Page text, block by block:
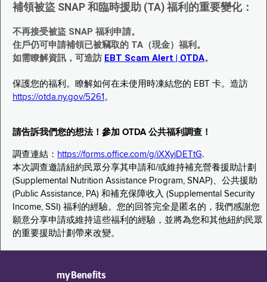
補領被盜 SNAP 和臨時援助 (TA) 福利的重要變化：
不再接受被盜 SNAP 福利申請。
住戶仍可申請補領已被竊取的 TA（現金）福利。
如需瞭解資訊，可造訪 EBT Scam Alert | OTDA。
保護您的福利。瞭解如何在未使用時凍結您的 EBT 卡。造訪
https://otda.ny.gov/5261 。
請告訴我們您的想法！參加 OTDA 公共福利調查！
調查連結： https://forms.office.com/g/iXXyiDETtG.
本次調查邀請紐約民眾分享其申請和/或維持補充營養援助計劃
(Supplemental Nutrition Assistance Program, SNAP)、公共援助
(Public Assistance, PA) 和補充保障收入 (Supplemental Security
Income, SSI) 福利的經驗。您的回答完全是匿名的，我們感謝您
願意分享申請或維持這些福利的經驗，並將為您和其他紐約民眾
的重要援助計劃帶來改變。
myBenefits